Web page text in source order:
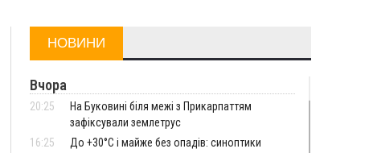
НОВИНИ
Вчора
20:25
На Буковині біля межі з Прикарпаттям
зафіксували землетрус
16:25
До +30°C і майже без опадів: синоптики